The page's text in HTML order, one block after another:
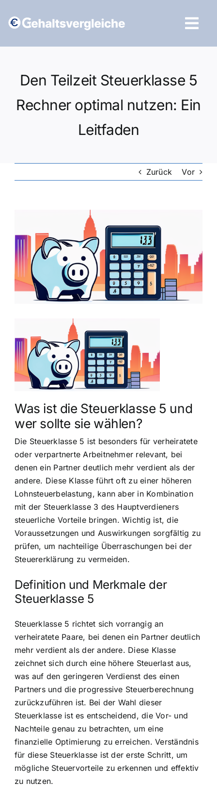
Inhalt
Den Teilzeit Steuerklasse 5
Rechner optimal nutzen: Ein
Leitfaden
Zurück Vor
Bild
Was ist die Steuerklasse 5 und
wer sollte sie wählen?
Die Steuerklasse 5 ist besonders für verheiratete
oder verpartnerte Arbeitnehmer relevant, bei
denen ein Partner deutlich mehr verdient als der
andere. Diese Klasse führt oft zu einer höheren
Lohnsteuerbelastung, kann aber in Kombination
mit der Steuerklasse 3 des Hauptverdieners
steuerliche Vorteile bringen. Wichtig ist, die
Voraussetzungen und Auswirkungen sorgfältig zu
prüfen, um nachteilige Überraschungen bei der
Steuererklärung zu vermeiden.
Definition und Merkmale der
Steuerklasse 5
Steuerklasse 5 richtet sich vorrangig an
verheiratete Paare, bei denen ein Partner deutlich
mehr verdient als der andere. Diese Klasse
zeichnet sich durch eine höhere Steuerlast aus,
was auf den geringeren Verdienst des einen
Partners und die progressive Steuerberechnung
zurückzuführen ist. Bei der Wahl dieser
Steuerklasse ist es entscheidend, die Vor- und
Nachteile genau zu betrachten, um eine
finanzielle Optimierung zu erreichen. Verständnis
für diese Steuerklasse ist der erste Schritt, um
mögliche Steuervorteile zu erkennen und effektiv
zu nutzen.